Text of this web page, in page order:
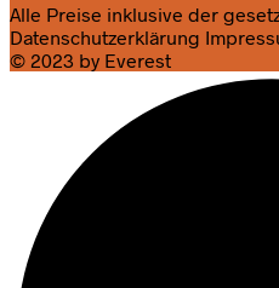
Alle Preise inklusive der
Datenschutzerklärung
© 2023 by Everest